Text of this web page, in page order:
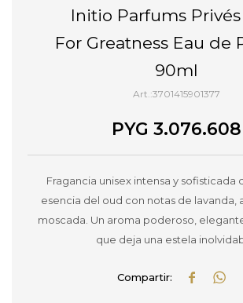
Initio Parfums
For Greatness Eau de
90ml
3701415901377
PYG 3.076.608
Fragancia unisex intensa y sofisticada
esencia del oud con notas de lavanda,
moscada. Un aroma poderoso,
que deja una estela
 